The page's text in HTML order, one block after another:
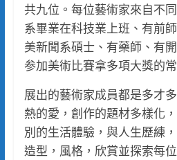
共九位。每位藝術家來自不
系畢業在科技業上班、有前
美新聞系碩士、有藥師、有
参加美術比賽拿多項大獎的
展出的藝術家成員都是多才
熱的愛，創作的題材多樣化
別的生活體驗，與人生歷練
造型，風格，欣賞並探索每